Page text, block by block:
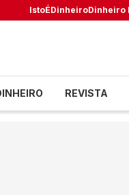
IstoÉDinheiroDinheiro
REVISTA